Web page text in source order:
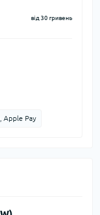
від 30 гривень
Apple Pay